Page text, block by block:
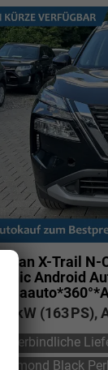
X-Trail N-
Android
kW (163
unverbindliche
Diamond Black